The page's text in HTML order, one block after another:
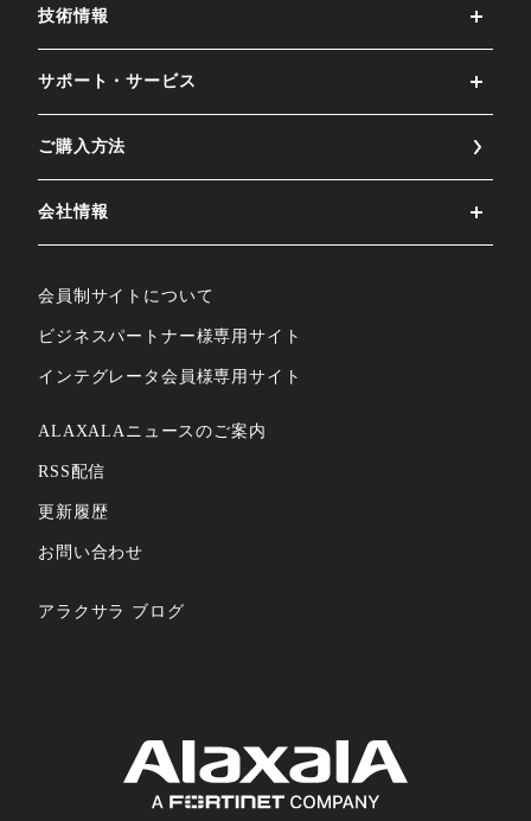
技術情報
サポート・サービス
ご購⼊⽅法
会社情報
会員制サイトについて
ビジネスパートナー様専⽤サイト
インテグレータ会員様専⽤サイト
ALAXALAニュースのご案内
RSS配信
更新履歴
お問い合わせ
アラクサラ ブログ